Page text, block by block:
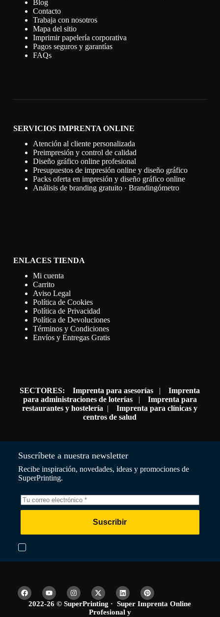
Blog
Contacto
Trabaja con nosotros
Mapa del sitio
Imprimir papelería corporativa
Pagos seguros y garantías
FAQs
SERVICIOS IMPRENTA ONLINE
Atención al cliente personalizada
Preimpresión y control de calidad
Diseño gráfico online profesional
Presupuestos de impresión online y diseño gráfico
Packs oferta en impresión y diseño gráfico online
Análisis de branding gratuito · Brandingómetro
ENLACES TIENDA
Mi cuenta
Carrito
Aviso Legal
Política de Cookies
Política de Privacidad
Política de Devoluciones
Términos y Condiciones
Envíos y Entregas Gratis
SECTORES: Imprenta para asesorías |Imprenta
para administraciones de loterías| Imprenta para
restaurantes y hostelería |Imprenta para clínicas y
centros de salud
Suscríbete a nuestra newsletter
Recibe inspiración, novedades, ideas y promociones de
SuperPrinting.
Suscribir
2022-26 © SuperPrinting · Super Imprenta Online
Profesional y